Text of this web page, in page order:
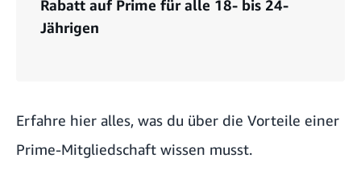
Rabatt auf Prime für alle 18- bis 24-
Jährigen
Erfahre hier alles, was du über die Vorteile einer
Prime-Mitgliedschaft wissen musst.